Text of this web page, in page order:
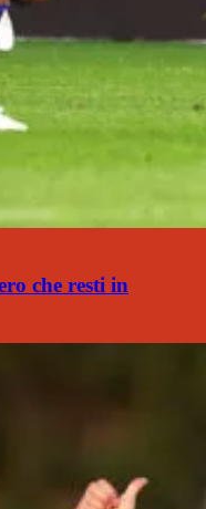
che resti in